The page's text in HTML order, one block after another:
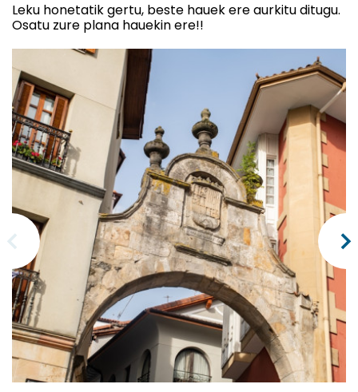
Leku honetatik gertu, beste hauek ere aurkitu ditugu.
Osatu zure plana hauekin ere!!